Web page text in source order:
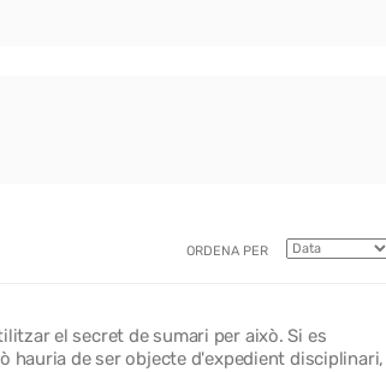
ORDENA PER
el secret de sumari per això. Si es
hauria de ser objecte d'expedient disciplinari,